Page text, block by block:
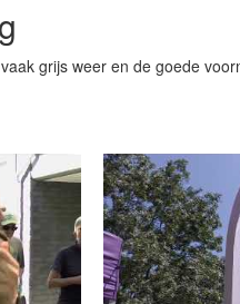
grijs weer en de goede